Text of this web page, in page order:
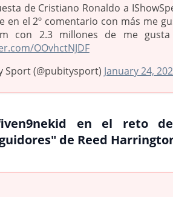
de Cristiano Ronaldo a
en el 2º comentario con más me
con 2.3 millones de me
OOvhctNJDF
Sport (@pubitysport) January 24,
en el reto
de Reed